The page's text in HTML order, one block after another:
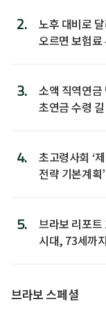
2.
노후 대비로
오르면 보험료
3.
소액 직역연금
초연금 수령
4.
초고령사회 ‘
전략 기본계획
5.
브라보 리포트
시대, 73세까
브라보 스페셜